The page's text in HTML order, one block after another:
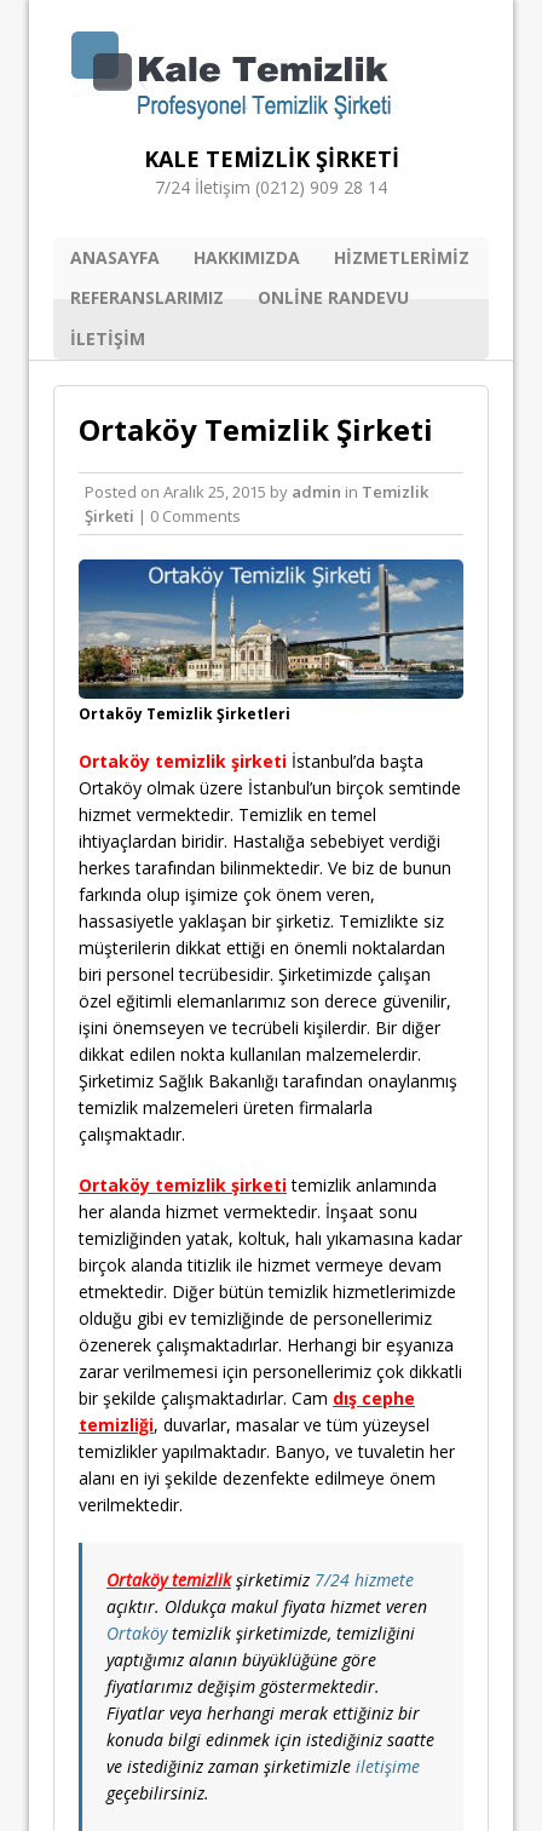
KALE TEMIZLIK ŞIRKETI
7/24 İletişim (0212) 909 28 14
ANASAYFA HAKKIMIZDA
HIZMETLERIMIZ
REFERANSLARIMIZ
ONLINE RANDEVU
ILETIŞIM
Ortaköy Temizlik Şirketi
Posted on Aralık 25, 2015 by admin in Temizlik
Şirketi | 0 Comments
Ortaköy Temizlik Şirketleri
Ortaköy temizlik şirketi İstanbul’da başta
Ortaköy olmak üzere İstanbul’un birçok semtinde
hizmet vermektedir. Temizlik en temel
ihtiyaçlardan biridir. Hastalığa sebebiyet verdiği
herkes tarafından bilinmektedir. Ve biz de bunun
farkında olup işimize çok önem veren,
hassasiyetle yaklaşan bir şirketiz. Temizlikte siz
müşterilerin dikkat ettiği en önemli noktalardan
biri personel tecrübesidir. Şirketimizde çalışan
özel eğitimli elemanlarımız son derece güvenilir,
işini önemseyen ve tecrübeli kişilerdir. Bir diğer
dikkat edilen nokta kullanılan malzemelerdir.
Şirketimiz Sağlık Bakanlığı tarafından onaylanmış
temizlik malzemeleri üreten firmalarla
çalışmaktadır.
Ortaköy temizlik şirketitemizlik anlamında
her alanda hizmet vermektedir. İnşaat sonu
temizliğinden yatak, koltuk, halı yıkamasına kadar
birçok alanda titizlik ile hizmet vermeye devam
etmektedir. Diğer bütün temizlik hizmetlerimizde
olduğu gibi ev temizliğinde de personellerimiz
özenerek çalışmaktadırlar. Herhangi bir eşyanıza
zarar verilmemesi için personellerimiz çok dikkatli
bir şekilde çalışmaktadırlar. Cam dış cephe
temizliği, duvarlar, masalar ve tüm yüzeysel
temizlikler yapılmaktadır. Banyo, ve tuvaletin her
alanı en iyi şekilde dezenfekte edilmeye önem
verilmektedir.
Ortaköy temizlikşirketimiz 7/24 hizmete
açıktır. Oldukça makul fiyata hizmet veren
Ortaköytemizlik şirketimizde, temizliğini
yaptığımız alanın büyüklüğüne göre
fiyatlarımız değişim göstermektedir.
Fiyatlar veya herhangi merak ettiğiniz bir
konuda bilgi edinmek için istediğiniz saatte
ve istediğiniz zaman şirketimizle iletişime
geçebilirsiniz.